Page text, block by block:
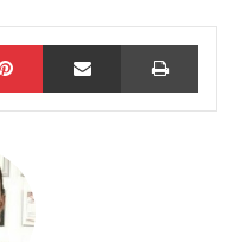
Pinterest Compartilhar via e-mail